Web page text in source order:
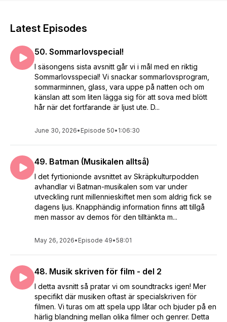
Latest Episodes
50. Sommarlovspecial!
I säsongens sista avsnitt går vi i mål med en riktig
Sommarlovsspecial! Vi snackar sommarlovsprogram,
sommarminnen, glass, vara uppe på natten och om
känslan att som liten lägga sig för att sova med blött
hår när det fortfarande är ljust ute. D...
June 30, 2026• Episode 50• 1:06:30
49. Batman (Musikalen alltså)
I det fyrtionionde avsnittet av Skräpkulturpodden
avhandlar vi Batman-musikalen som var under
utveckling runt millennieskiftet men som aldrig fick se
dagens ljus. Knapphändig information finns att tillgå
men massor av demos för den tilltänkta m...
May 26, 2026• Episode 49•58:01
48. Musik skriven för film - del 2
I detta avsnitt så pratar vi om soundtracks igen! Mer
specifikt där musiken oftast är specialskriven för
filmen. Vi turas om att spela upp låtar och bjuder på en
härlig blandning mellan olika filmer och genrer. Detta